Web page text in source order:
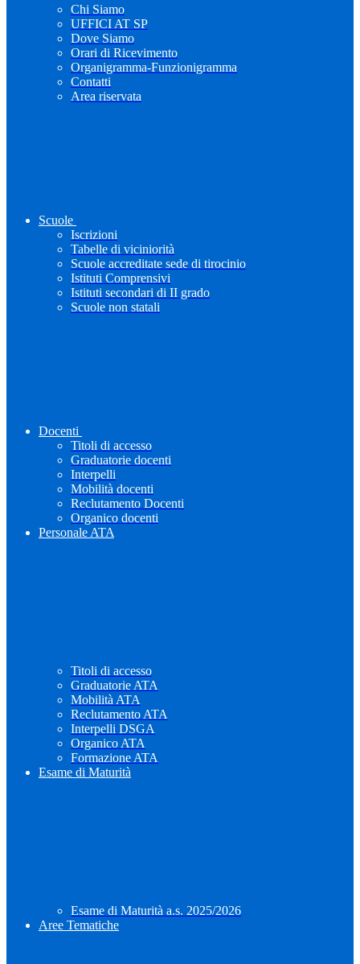
Chi Siamo
UFFICI AT SP
Dove Siamo
Orari di Ricevimento
Organigramma-Funzionigramma
Contatti
Area riservata
Scuole
Iscrizioni
Tabelle di viciniorità
Scuole accreditate sede di tirocinio
Istituti Comprensivi
Istituti secondari di II grado
Scuole non statali
Docenti
Titoli di accesso
Graduatorie docenti
Interpelli
Mobilità docenti
Reclutamento Docenti
Organico docenti
Personale ATA
Titoli di accesso
Graduatorie ATA
Mobilità ATA
Reclutamento ATA
Interpelli DSGA
Organico ATA
Formazione ATA
Esame di Maturità
Esame di Maturità a.s. 2025/2026
Aree Tematiche